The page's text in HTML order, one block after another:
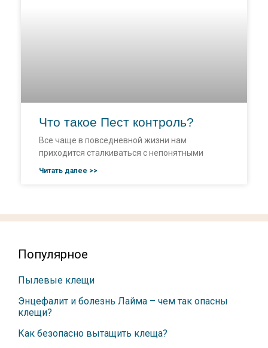
Что такое Пест контроль?
Все чаще в повседневной жизни нам
приходится сталкиваться с непонятными
Читать далее >>
Популярное
Пылевые клещи
Энцефалит и болезнь Лайма – чем так опасны
клещи?
Как безопасно вытащить клеща?